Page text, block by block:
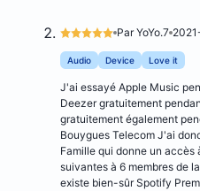
Par YoYo.7
Audio Device Love it
J'ai essayé Apple Music
Deezer gratuitement
gratuitement également
Bouygues Telecom J'ai
Famille qui donne un accès
suivantes à 6 membres de
existe bien-sûr Spotify